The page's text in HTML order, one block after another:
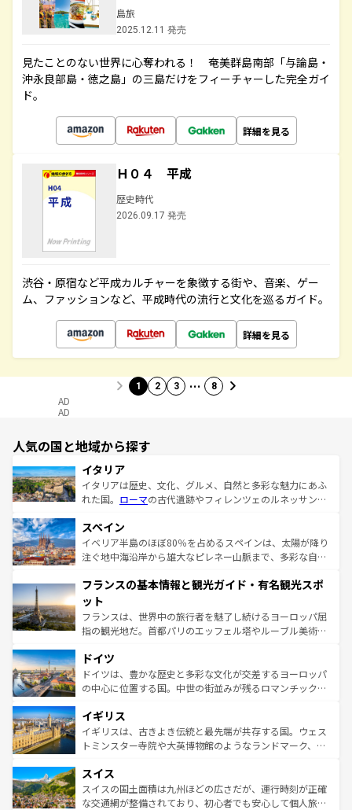
島旅
2025.12.11 発売
見たことのない世界に心奪われる！ 奄美群島南部「与論島・
沖永良部島・徳之島」の三島だけをフィーチャーした完全ガイ
ド。
詳細を見る
Ｈ０４ 平成
歴史時代
2026.09.17 発売
渋谷・原宿など平成カルチャーを象徴する街や、音楽、ゲー
ム、ファッションなど、平成時代の流行と文化を巡るガイド。
詳細を見る
1 2 3 … 8
AD
AD
人気の国と地域から探す
イタリア
イタリアは歴史、文化、グルメ、自然と多彩な魅力にあふ
れた国。 ローマの古代遺跡やフィレンツェのルネッサンス
ろん、トスカーナの美しい田園風景やアマルフィ海岸の絶
景など、自然景観も見逃せない。観光の合間には、本場の
ピザやパスタなど、絶品のイタリア料理を堪能することも
ませてくれるイタリアで、忘れられない旅をしてみよう！
なお、新着のイタリア情報は
しい。
スペイン
イベリア半島のほぼ80％を占めるスペインは、太陽が降り
注ぐ地中海沿岸から雄大なピレネー山脈まで、多彩な自然
文化が根付くこの国では、情熱的なフラメンコ、熱気あふ
れる闘牛、そして美味しいタパスが生活の一部となってい
る。首都マドリードの洗練された雰囲気や、バルセロナの
アートに溢れた街角から、地方では古代ローマ遺跡や中世
せる。地方によって風土や気候が異なるスペインはその個
性で訪れる人を魅了する。 なお、新着のスペイン情報は コ
ンテンツ一覧を参照してほしい。
フランスの基本情報と観光ガイド・有名観光スポ
ット
フランスは、世界中の旅行者を魅了し続けるヨーロッパ屈
指の観光地だ。首都パリのエッフェル塔やルーブル美術館
で、幅広い魅力が詰まっている。華麗な宮殿、歴史的な大
聖堂、美しいビーチ、そして豊かな自然が、訪れる者を心
から魅了する。また、フランスは美食の国としても知ら
いる。シャンパンの発祥地であるランス、プロヴァンスの
香り高いラベンダー畑など、多彩な楽しみ方が可能だ。さ
らに、パリ以外の地域にも魅力が溢れており、どの街角に
れる地方に足を運ぶとそれぞれで全く異なる文化を体験で
きるだろう。 なお、新着のフランス情報はコンテンツ一覧
を参照してほしい。
ドイツ
ドイツは、豊かな歴史と多彩な文化が交差するヨーロッパ
の中心に位置する国。中世の街並みが残るロマンチック街
顔を持つこの国は、どこを歩いても飽きることがない。ベ
ルリンの文化的活気、バイエルン州のアルプスの絶景、そ
してライン川沿いのワイン畑といった風景は必見。ビール
は、お酒好きな人にはぜひ体験してほしい。 なお、新着の
ドイツ情報はコンテンツ一覧を参照してほしい。
イギリス
イギリスは、古きよき伝統と最先端が共存する国。ウェス
トミンスター寺院や大英博物館のようなランドマーク、歴
リアごとに異なる魅力がある。また、優雅なアフタヌーン
ティー、ビール好きにはたまらない英国パブ、サッカー観
戦など、本場だからこそできる体験も豊富。イギリスを旅
スイス
スイスの国土面積は九州ほどの広さだが、運行時刻が正確
な交通網が整備されており、初心者でも安心して個人旅行